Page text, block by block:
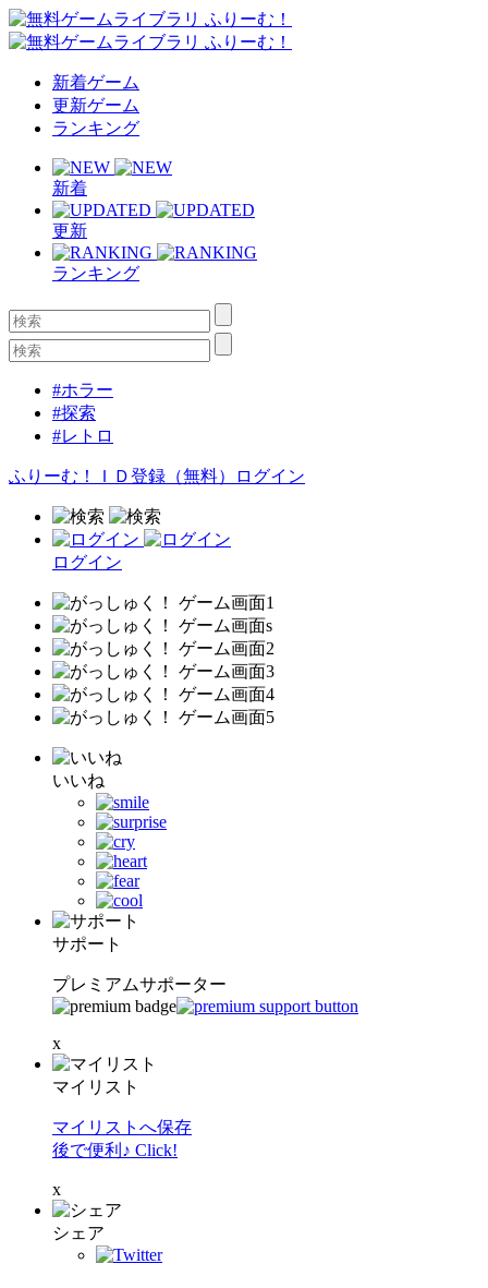
新着ゲーム
更新ゲーム
ランキング
新着
更新
ランキング
#ホラー
#探索
#レトロ
ふりーむ！ＩＤ登録（無料） ログイン
ログイン
いいね
サポート
プレミアムサポーター
x
マイリスト
マイリストへ保存
後で便利♪ Click!
x
シェア